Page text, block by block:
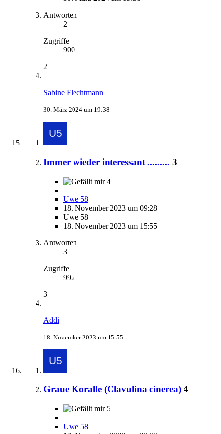
Antworten
2
Zugriffe
900
2
Sabine Flechtmann
30. März 2024 um 19:38
Immer wieder interessant ......... 3
4
Uwe 58
18. November 2023 um 09:28
Uwe 58
18. November 2023 um 15:55
Antworten
3
Zugriffe
992
3
Addi
18. November 2023 um 15:55
Graue Koralle (Clavulina cinerea) 4
5
Uwe 58